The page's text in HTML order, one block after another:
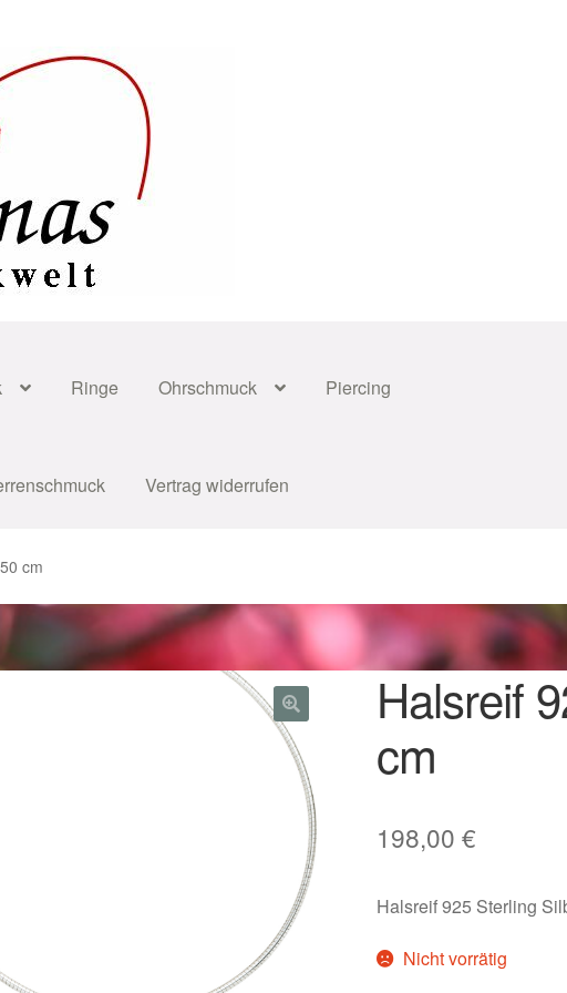
Ringe Ohrschmuck Piercing
Vertrag widerrufen
zu Ostern 2023
für Weihnachten 2023
für Weihnachten 2025
Schmuck online kaufen 2016
Im Gedenken an
Karneval 2019 – Schmuck zu Fasching & Co.
und Festliches zu Halloween
cm
Halsreif
cm
198,00 €
Halsreif 925 Sterling
Nicht vorrätig